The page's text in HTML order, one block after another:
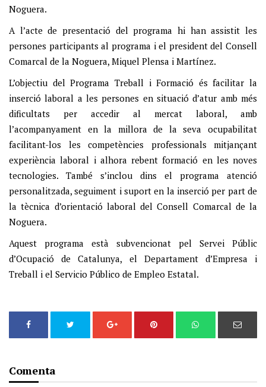
Noguera.
A l’acte de presentació del programa hi han assistit les
persones participants al programa i el president del Consell
Comarcal de la Noguera, Miquel Plensa i Martínez.
L’objectiu del Programa Treball i Formació és facilitar la
inserció laboral a les persones en situació d’atur amb més
dificultats per accedir al mercat laboral, amb
l’acompanyament en la millora de la seva ocupabilitat
facilitant-los les competències professionals mitjançant
experiència laboral i alhora rebent formació en les noves
tecnologies. També s’inclou dins el programa atenció
personalitzada, seguiment i suport en la inserció per part de
la tècnica d’orientació laboral del Consell Comarcal de la
Noguera.
Aquest programa està subvencionat pel Servei Públic
d’Ocupació de Catalunya, el Departament d’Empresa i
Treball i el Servicio Público de Empleo Estatal.
Comenta